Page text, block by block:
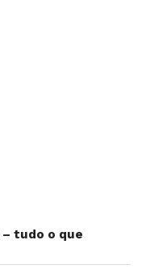
– tudo o que